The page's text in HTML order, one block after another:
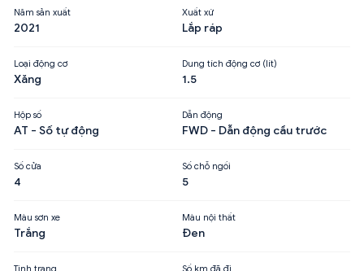
Năm sản xuất
2021
Xuất xứ
Lắp ráp
Loại động cơ
Xăng
Dung tích động cơ (lít)
1.5
Hộp số
AT - Số tự động
Dẫn động
FWD - Dẫn động cầu trước
Số cửa
4
Số chỗ ngồi
5
Màu sơn xe
Trắng
Màu nội thất
Đen
Tình trạng Số km đã đi